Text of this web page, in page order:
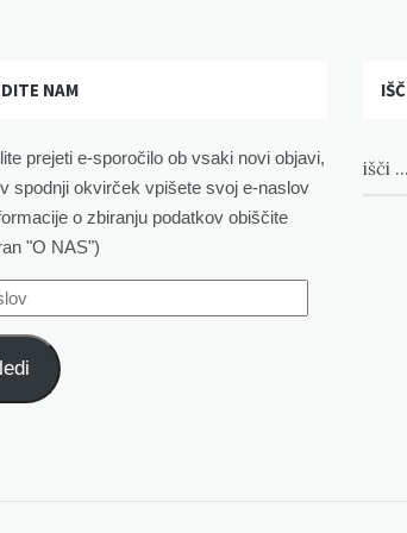
NAM
prejeti e-sporočilo ob vsaki novi objavi,
spodnji okvirček vpišete svoj e-naslov
o zbiranju podatkov obiščite
"O NAS")